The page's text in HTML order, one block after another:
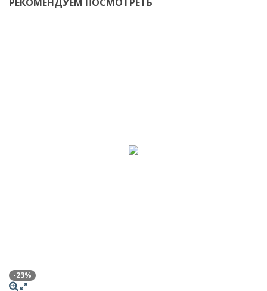
-23%